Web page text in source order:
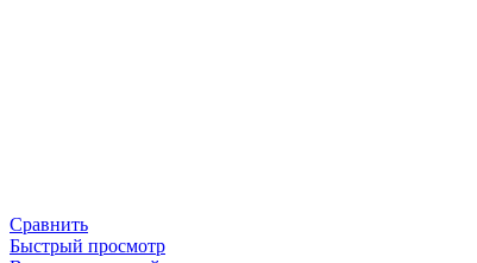
Сравнить
Быстрый просмотр